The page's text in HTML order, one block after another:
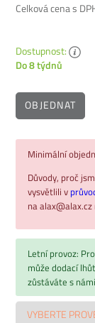
Celková cena s
Dostupnost:
Do 8 týdnů
OBJEDNAT
Minimální
Důvody, proč
vysvětlili v
na
Letní provoz:
může dodací
zůstáváte s
VYBERTE